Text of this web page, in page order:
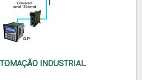
INDUSTRIAL